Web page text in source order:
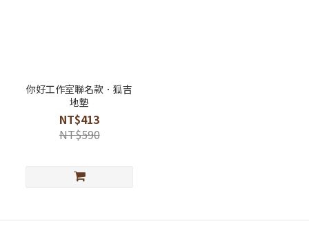
你好工作室聯名款．狐吉
地墊
NT$413
NT$590